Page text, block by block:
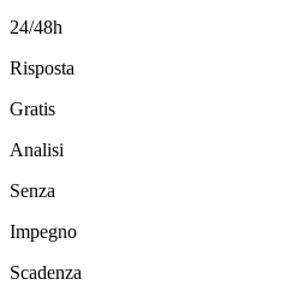
24/48h
Risposta
Gratis
Analisi
Senza
Impegno
Scadenza